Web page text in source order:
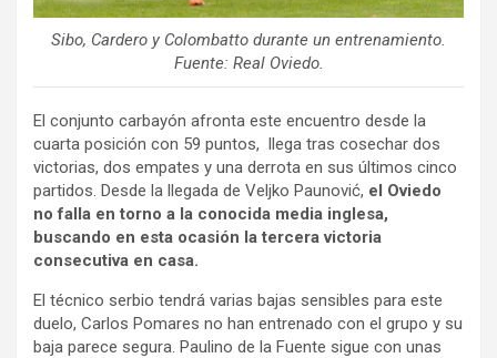
Sibo, Cardero y Colombatto durante un entrenamiento.
Fuente: Real Oviedo.
El conjunto carbayón afronta este encuentro desde la
cuarta posición con 59 puntos, llega tras cosechar dos
victorias, dos empates y una derrota en sus últimos cinco
partidos. Desde la llegada de Veljko Paunović, el Oviedo
no falla en torno a la conocida media inglesa,
buscando en esta ocasión la tercera victoria
consecutiva en casa.
El técnico serbio tendrá varias bajas sensibles para este
duelo, Carlos Pomares no han entrenado con el grupo y su
baja parece segura. Paulino de la Fuente sigue con unas